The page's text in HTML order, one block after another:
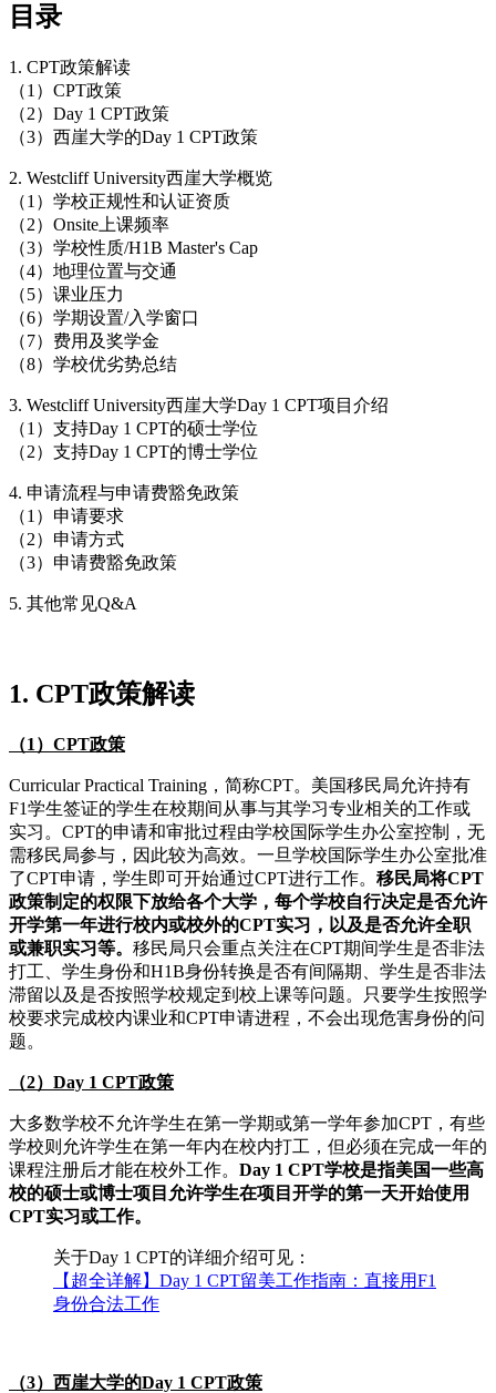
目录
1. CPT政策解读
（1）CPT政策
（2）Day 1 CPT政策
（3）西崖大学的Day 1 CPT政策
2. Westcliff University西崖大学概览
（1）学校正规性和认证资质
（2）Onsite上课频率
（3）学校性质/H1B Master's Cap
（4）地理位置与交通
（5）课业压力
（6）学期设置/入学窗口
（7）费用及奖学金
（8）学校优劣势总结
3. Westcliff University西崖大学Day 1 CPT项目介绍
（1）支持Day 1 CPT的硕士学位
（2）支持Day 1 CPT的博士学位
4. 申请流程与申请费豁免政策
（1）申请要求
（2）申请方式
（3）申请费豁免政策
5. 其他常见Q&A
1. CPT政策解读
（1）CPT政策
Curricular Practical Training，简称CPT。美国移民局允许持有
F1学生签证的学生在校期间从事与其学习专业相关的工作或
实习。CPT的申请和审批过程由学校国际学生办公室控制，无
需移民局参与，因此较为高效。一旦学校国际学生办公室批准
了CPT申请，学生即可开始通过CPT进行工作。 移民局将CPT
政策制定的权限下放给各个大学，每个学校自行决定是否允许
开学第一年进行校内或校外的CPT实习，以及是否允许全职
或兼职实习等。 移民局只会重点关注在CPT期间学生是否非法
打工、学生身份和H1B身份转换是否有间隔期、学生是否非法
滞留以及是否按照学校规定到校上课等问题。只要学生按照学
校要求完成校内课业和CPT申请进程，不会出现危害身份的问
题。
（2）Day 1 CPT政策
大多数学校不允许学生在第一学期或第一学年参加CPT，有些
学校则允许学生在第一年内在校内打工，但必须在完成一年的
课程注册后才能在校外工作。 Day 1 CPT学校是指美国一些高
校的硕士或博士项目允许学生在项目开学的第一天开始使用
CPT实习或工作。
关于Day 1 CPT的详细介绍可见：
【超全详解】Day 1 CPT留美工作指南：直接用F1
身份合法工作
（3）西崖大学的Day 1 CPT政策